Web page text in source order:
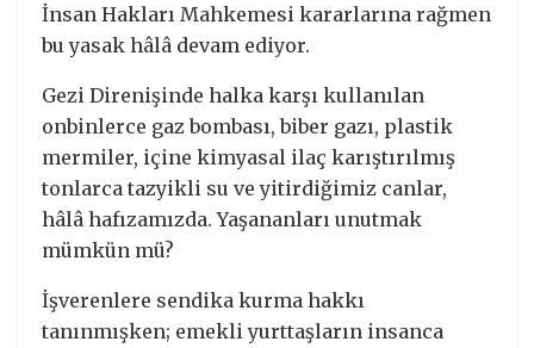
İnsan Hakları Mahkemesi kararlarına rağmen
bu yasak hâlâ devam ediyor.
Gezi Direnişinde halka karşı kullanılan
onbinlerce gaz bombası, biber gazı, plastik
mermiler, içine kimyasal ilaç karıştırılmış
tonlarca tazyikli su ve yitirdiğimiz canlar,
hâlâ hafızamızda. Yaşananları unutmak
mümkün mü?
İşverenlere sendika kurma hakkı
tanınmışken; emekli yurttaşların insanca